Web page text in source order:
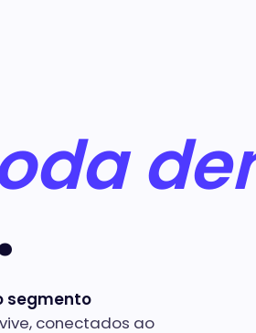
segmento
conectados ao